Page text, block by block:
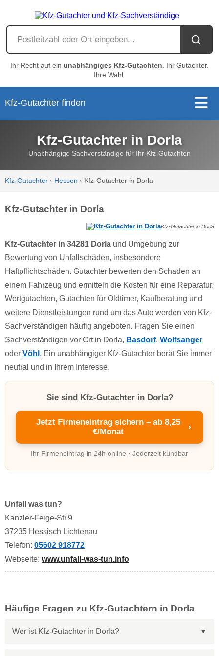
Ihr Recht auf ein unabhängiges Kfz-Gutachten . Ihr Gutachter,
Ihre Wahl.
Kfz-Gutachter finden
Kfz-Gutachter in Dorla
Unabhängige Sachverständige für Ihr Kfz-Gutachten
Kfz-Gutachter › Hessen › Kfz-Gutachter in Dorla
Kfz-Gutachter in Dorla
Kfz-Gutachter in Dorla
Kfz-Gutachter in 34281 Dorla und Umgebung zur
Bewertung von Unfallschäden, insbesondere
Haftpflichtschäden. Gutachter bewerten den Schaden an
einem Fahrzeug und ermitteln die Kosten für eine Reparatur.
Wertgutachten, Gutachten für Oldtimer, Kaufberatung und
weitere Dienstleistungen rund um das Auto werden von Kfz-
Sachverständigen häufig angeboten. Fragen Sie einen
Sachverständigen vor Ort in Dorla, Basdorf, Wolfsanger
oder Vöhl . Ein unabhängiger Kfz-Gutachter berät Sie immer
neutral und in Ihrem Interesse.
Sie sind Kfz-Gutachter in Dorla?
Jetzt Firmeneintrag sichern – ab 8,25
€/Monat
›
Ihr Firmeneintrag in 24h online · Jederzeit kündbar
Unfall was tun?
Kanzler-Feige-Str.9
37235 Hessisch Lichtenau
Telefon: 05602 918772
Webseite: www.unfall-was-tun.info
Häufige Fragen zu Kfz-Gutachtern in Dorla
Wer ist Kfz-Gutachter in Dorla?